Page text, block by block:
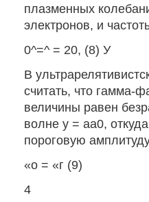
плазменных
электронов, и
0^=^ = 20, (8) У
В
считать, что гамма-
величины равен
волне у = аа0,
пороговую
«о = «г (9)
4